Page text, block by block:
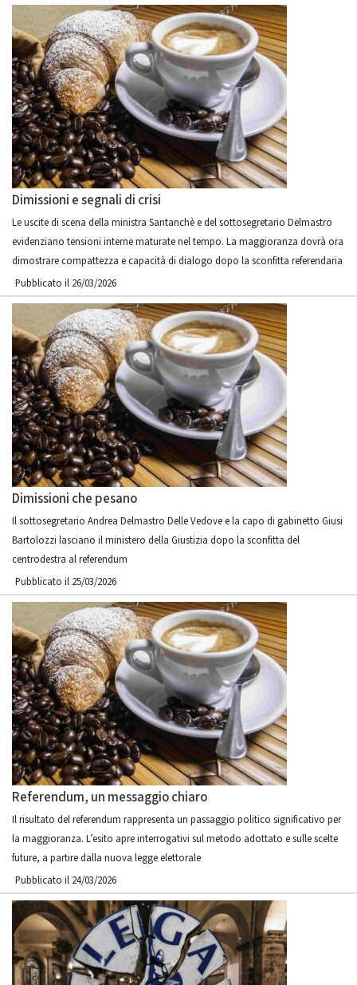
Dimissioni e segnali di crisi
Le uscite di scena della ministra Santanchè e del sottosegretario Delmastro
evidenziano tensioni interne maturate nel tempo. La maggioranza dovrà ora
dimostrare compattezza e capacità di dialogo dopo la sconfitta referendaria
Pubblicato il 26/03/2026
Dimissioni che pesano
Il sottosegretario Andrea Delmastro Delle Vedove e la capo di gabinetto Giusi
Bartolozzi lasciano il ministero della Giustizia dopo la sconfitta del
centrodestra al referendum
Pubblicato il 25/03/2026
Referendum, un messaggio chiaro
Il risultato del referendum rappresenta un passaggio politico significativo per
la maggioranza. L’esito apre interrogativi sul metodo adottato e sulle scelte
future, a partire dalla nuova legge elettorale
Pubblicato il 24/03/2026